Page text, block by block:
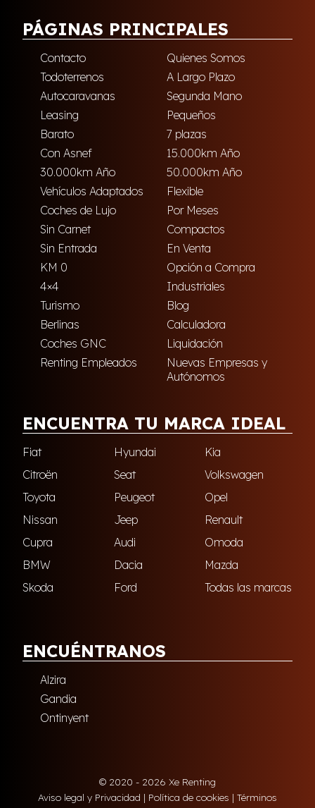
PÁGINAS PRINCIPALES
Contacto
Quienes Somos
Todoterrenos
A Largo Plazo
Autocaravanas
Segunda Mano
Leasing
Pequeños
Barato
7 plazas
Con Asnef
15.000km Año
30.000km Año
50.000km Año
Vehículos Adaptados
Flexible
Coches de Lujo
Por Meses
Sin Carnet
Compactos
Sin Entrada
En Venta
KM 0
Opción a Compra
4×4
Industriales
Turismo
Blog
Berlinas
Calculadora
Coches GNC
Liquidación
Renting Empleados
Nuevas Empresas y
Autónomos
ENCUENTRA TU MARCA IDEAL
Fiat Hyundai
Kia
Citroën
Seat
Volkswagen
Toyota
Peugeot
Opel
Nissan
Jeep
Renault
Cupra
Audi
Omoda
BMW
Dacia
Mazda
Skoda
Ford Todas las marcas
ENCUÉNTRANOS
Alzira
Gandia
Ontinyent
© 2020 - 2026 Xe Renting
Aviso legal y Privacidad | Política de cookies | Términos